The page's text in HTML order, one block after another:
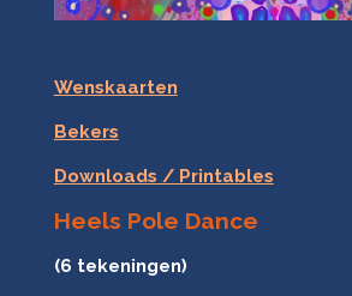
Wenskaarten
Bekers
Downloads / Printables
Heels Pole Dance
(6 tekeningen)